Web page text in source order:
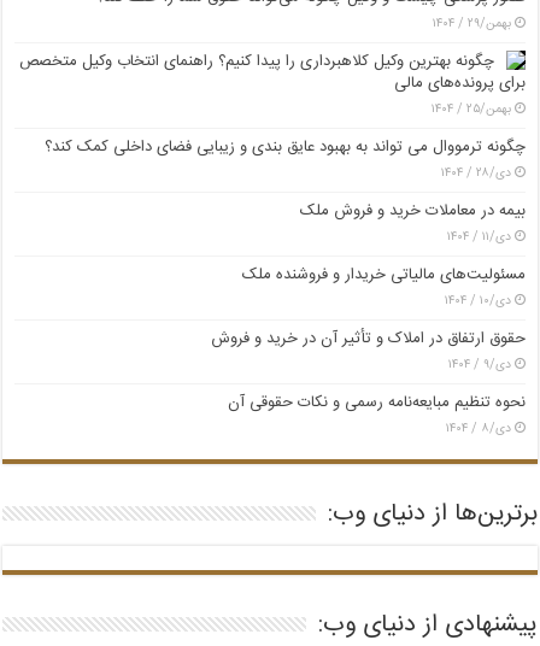
بهمن/۲۹ / ۱۴۰۴
چگونه بهترین وکیل کلاهبرداری را پیدا کنیم؟ راهنمای انتخاب وکیل متخصص
برای پرونده‌های مالی
بهمن/۲۵ / ۱۴۰۴
چگونه ترمووال می تواند به بهبود عایق بندی و زیبایی فضای داخلی کمک کند؟
دی/۲۸ / ۱۴۰۴
بیمه در معاملات خرید و فروش ملک
دی/۱۱ / ۱۴۰۴
مسئولیت‌های مالیاتی خریدار و فروشنده ملک
دی/۱۰ / ۱۴۰۴
حقوق ارتفاق در املاک و تأثیر آن در خرید و فروش
دی/۹ / ۱۴۰۴
نحوه تنظیم مبایعه‌نامه رسمی و نکات حقوقی آن
دی/۸ / ۱۴۰۴
برترین‌ها از دنیای وب:
پیشنهادی از دنیای وب: